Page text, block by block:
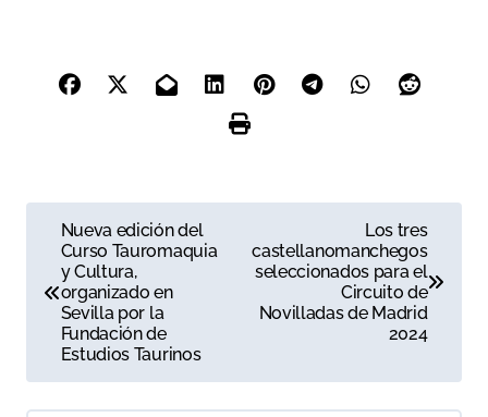
g
Nueva edición del
Curso Tauromaquia
y Cultura,
organizado en
Sevilla por la
Fundación de
Estudios Taurinos
Los tres
castellanomanchegos
seleccionados para el
Circuito de
Novilladas de Madrid
2024